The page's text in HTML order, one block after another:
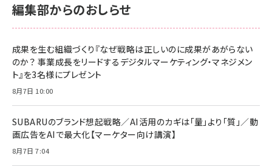
anan(アンアン)2026/06/24号 No.2500増刊
スペシャルエディション[王道エンタメの矜持／
￥1,100
anan(アンアン)2026/07/08号 No.2502[2026
￥880
ママ投資家が育休中に１億貯めた株式投資
NIMASO ガラスフィルム iPhone 17 用 保護フィ
すい ガイド枠付き いPhone17 (6.3インチ) 対応
2枚セット DSP25F1698
￥1,599
￥6,980
全ワイヤレスイヤホン/アクティブノイズキャンセリ
Amazon eギフトカード - Amazonロゴ - クラ
￥5,000
Anker PowerLine III Flow USB-C & USB-C
Pro/Air 各種対応 (1.8m ミッドナイトブラック)
￥1,890
編集部からのおしらせ
成果を生む組織づくり『なぜ戦略は正しいのに成果があがらない
のか？ 事業成長をリードするデジタルマーケティング・マネジメン
ト』を3名様にプレゼント
8月7日 10:00
SUBARUのブランド想起戦略／AI活用のカギは「量」より「質」／動
画広告をAIで最大化【マーケター向け講演】
8月7日 7:04